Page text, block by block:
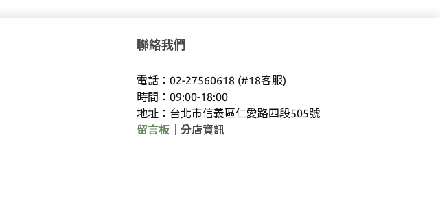
聯絡我們
電話：02-27560618 (#18客服)
時間：09:00-18:00
地址：台北市信義區仁愛路四段505號
留言板
分店資訊